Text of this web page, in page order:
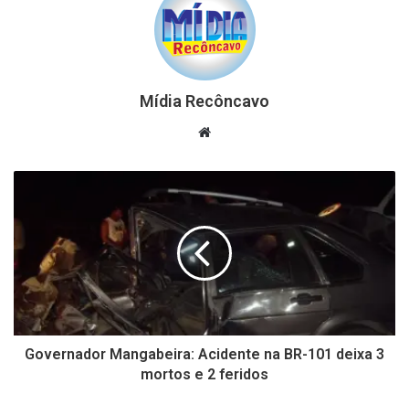
Mídia Recôncavo
Website
Governador Mangabeira: Acidente na BR-101 deixa 3
mortos e 2 feridos